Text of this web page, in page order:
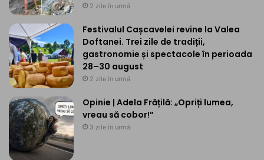
2 zile în urmă
Festivalul Cașcavelei revine la Valea
Doftanei. Trei zile de tradiții,
gastronomie și spectacole în perioada
28–30 august
2 zile în urmă
Opinie | Adela Frățilă: „Opriți lumea,
vreau să cobor!”
3 zile în urmă